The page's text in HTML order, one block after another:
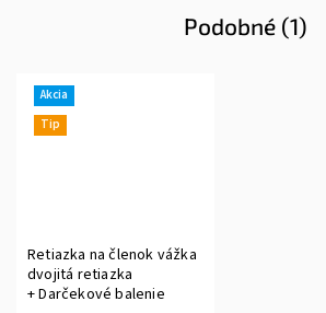
Podobné (1)
Akcia
Tip
Retiazka na členok vážka
dvojitá retiazka
+ Darčekové balenie